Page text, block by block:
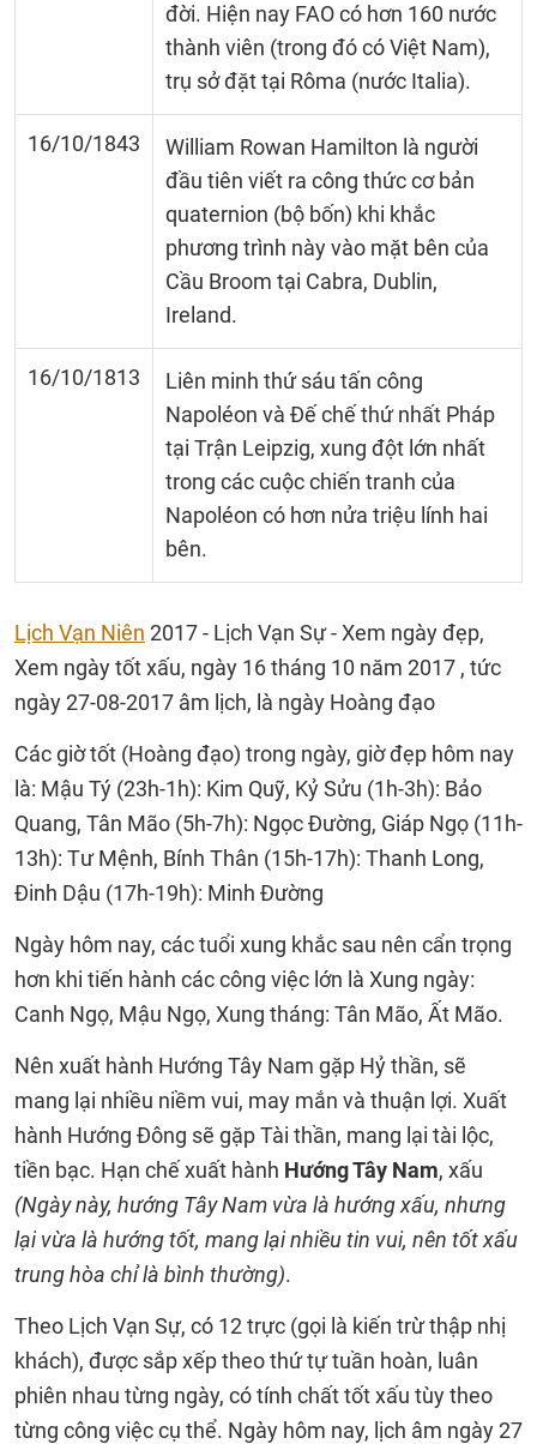
đời. Hiện nay FAO có hơn 160 nước
thành viên (trong đó có Việt Nam),
trụ sở đặt tại Rôma (nước Italia).
16/10/1843
William Rowan Hamilton là người
đầu tiên viết ra công thức cơ bản
quaternion (bộ bốn) khi khắc
phương trình này vào mặt bên của
Cầu Broom tại Cabra, Dublin,
Ireland.
16/10/1813
Liên minh thứ sáu tấn công
Napoléon và Đế chế thứ nhất Pháp
tại Trận Leipzig, xung đột lớn nhất
trong các cuộc chiến tranh của
Napoléon có hơn nửa triệu lính hai
bên.
Lịch Vạn Niên 2017 - Lịch Vạn Sự - Xem ngày đẹp,
Xem ngày tốt xấu, ngày 16 tháng 10 năm 2017 , tức
ngày 27-08-2017 âm lịch, là ngày Hoàng đạo
Các giờ tốt (Hoàng đạo) trong ngày, giờ đẹp hôm nay
là: Mậu Tý (23h-1h): Kim Quỹ, Kỷ Sửu (1h-3h): Bảo
Quang, Tân Mão (5h-7h): Ngọc Đường, Giáp Ngọ (11h-
13h): Tư Mệnh, Bính Thân (15h-17h): Thanh Long,
Đinh Dậu (17h-19h): Minh Đường
Ngày hôm nay, các tuổi xung khắc sau nên cẩn trọng
hơn khi tiến hành các công việc lớn là Xung ngày:
Canh Ngọ, Mậu Ngọ, Xung tháng: Tân Mão, Ất Mão.
Nên xuất hành Hướng Tây Nam gặp Hỷ thần, sẽ
mang lại nhiều niềm vui, may mắn và thuận lợi. Xuất
hành Hướng Đông sẽ gặp Tài thần, mang lại tài lộc,
tiền bạc. Hạn chế xuất hành Hướng Tây Nam, xấu
(Ngày này, hướng Tây Nam vừa là hướng xấu, nhưng
lại vừa là hướng tốt, mang lại nhiều tin vui, nên tốt xấu
trung hòa chỉ là bình thường).
Theo Lịch Vạn Sự, có 12 trực (gọi là kiến trừ thập nhị
khách), được sắp xếp theo thứ tự tuần hoàn, luân
phiên nhau từng ngày, có tính chất tốt xấu tùy theo
từng công việc cụ thể. Ngày hôm nay, lịch âm ngày 27